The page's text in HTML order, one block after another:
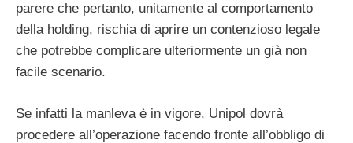
parere che pertanto, unitamente al comportamento
della holding, rischia di aprire un contenzioso legale
che potrebbe complicare ulteriormente un già non
facile scenario.
Se infatti la manleva è in vigore, Unipol dovrà
procedere all’operazione facendo fronte all’obbligo di